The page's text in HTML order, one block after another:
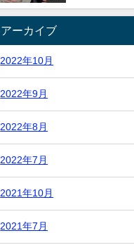
アーカイブ
2022年10月
2022年9月
2022年8月
2022年7月
2021年10月
2021年7月